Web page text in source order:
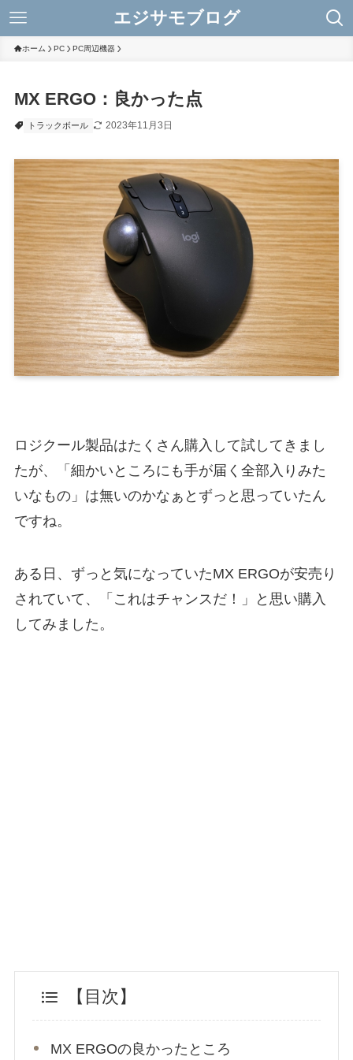
エジサモブログ
ホーム PC PC周辺機器
MX ERGO：良かった点
トラックボール 2023年11月3日
ロジクール製品はたくさん購入して試してきまし
たが、「細かいところにも手が届く全部入りみた
いなもの」は無いのかなぁとずっと思っていたん
ですね。
ある日、ずっと気になっていたMX ERGOが安売り
されていて、「これはチャンスだ！」と思い購入
してみました。
【目次】
MX ERGOの良かったところ